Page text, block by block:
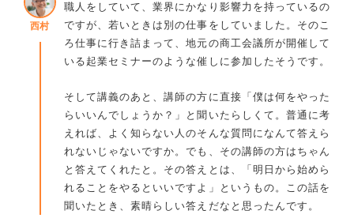
西村
職人をしていて、業界にかなり影響力を持っているの
ですが、若いときは別の仕事をしていました。そのこ
ろ仕事に行き詰まって、地元の商工会議所が開催して
いる起業セミナーのような催しに参加したそうです。
そして講義のあと、講師の方に直接「僕は何をやった
らいいんでしょうか？」と聞いたらしくて。普通に考
えれば、よく知らない人のそんな質問になんて答えら
れないじゃないですか。でも、その講師の方はちゃん
と答えてくれたと。その答えとは、「明日から始めら
れることをやるといいですよ」というもの。この話を
聞いたとき、素晴らしい答えだなと思ったんです。